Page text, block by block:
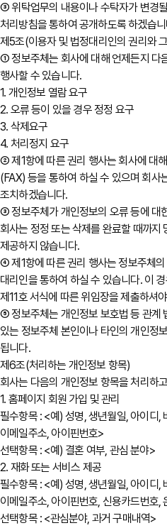
③ 위탁업무의 내용이나 수탁자가 변경
처리방침을 통하여 공개하도록 하겠습
제5조(이용자 및 법정대리인의 권리와
① 정보주체는 회사에 대해 언제든지 다
행사할 수 있습니다.
1. 개인정보 열람 요구
2. 오류 등이 있을 경우 정정 요구
3. 삭제요구
4. 처리정지 요구
② 제1항에 따른 권리 행사는 회사에 대
(FAX) 등을 통하여 하실 수 있으며 회사
조치하겠습니다.
③ 정보주체가 개인정보의 오류 등에 대
회사는 정정 또는 삭제를 완료할 때까지
제공하지 않습니다.
④ 제1항에 따른 권리 행사는 정보주체
대리인을 통하여 하실 수 있습니다. 이
제11호 서식에 따른 위임장을 제출하셔
⑤ 정보주체는 개인정보 보호법 등 관계
있는 정보주체 본인이나 타인의 개인정
됩니다.
제6조(처리하는 개인정보 항목)
회사는 다음의 개인정보 항목을 처리하
1. 홈페이지 회원 가입 및 관리
필수항목 : <예) 성명, 생년월일, 아이디,
이메일주소, 아이핀번호>
선택항목 : <예) 결혼 여부, 관심 분야>
2. 재화 또는 서비스 제공
필수항목 : <예) 성명, 생년월일, 아이디,
이메일주소, 아이핀번호, 신용카드번호,
선택항목 : <관심분야, 과거 구매내역>